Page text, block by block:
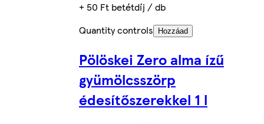
+ 50 Ft betétdíj / db
Quantity controls
Hozzáad
Pölöskei Zero alma ízű
gyümölcsszörp
édesítőszerekkel 1 l